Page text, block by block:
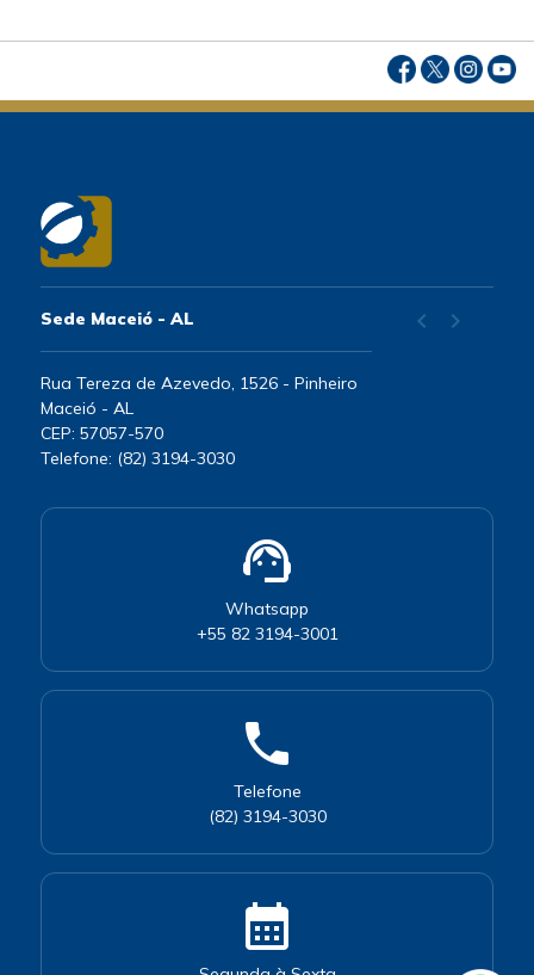
Sede Maceió - AL chevron_left chevron_right
Rua Tereza de Azevedo, 1526 - Pinheiro
Maceió - AL
CEP: 57057-570
Telefone: (82) 3194-3030
support_agent
Whatsapp
+55 82 3194-3001
phone
Telefone
(82) 3194-3030
calendar_month